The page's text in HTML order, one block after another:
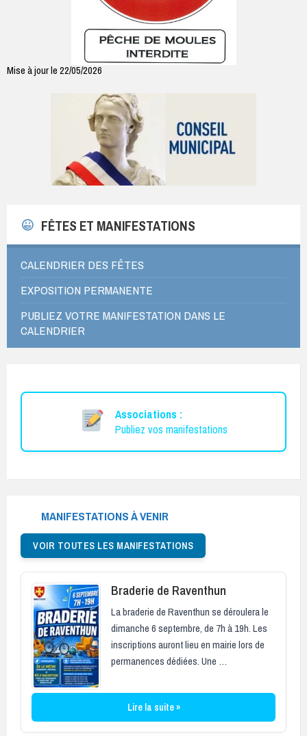
Mise à jour le 22/05/2026
FÊTES ET MANIFESTATIONS
CALENDRIER DES FÊTES
EXPOSITION PERMANENTE
PUBLIEZ VOTRE MANIFESTATION DANS LE
CALENDRIER
Associations :
Publiez vos manifestations
MANIFESTATIONS À VENIR
VOIR TOUTES LES MANIFESTATIONS
Braderie de Raventhun
La braderie de Raventhun se déroulera le
dimanche 6 septembre, de 7h à 19h. Les
inscriptions auront lieu en mairie lors de
permanences dédiées. Une …
Lire la suite »